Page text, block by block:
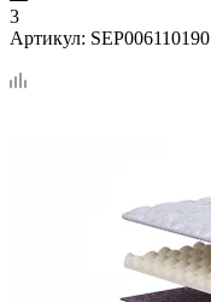
3
Артикул: SEP006110190